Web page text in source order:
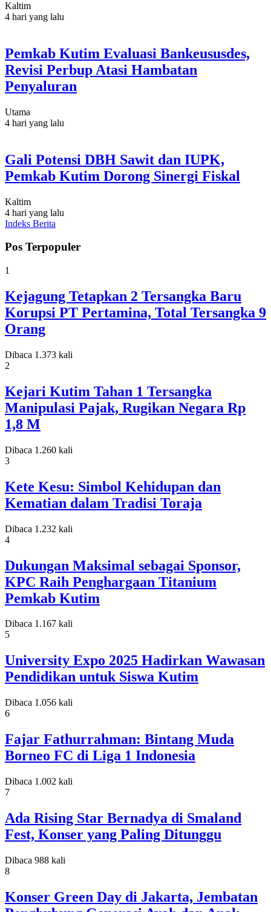
Kaltim
4 hari yang lalu
Pemkab Kutim Evaluasi Bankeususdes,
Revisi Perbup Atasi Hambatan
Penyaluran
Utama
4 hari yang lalu
Gali Potensi DBH Sawit dan IUPK,
Pemkab Kutim Dorong Sinergi Fiskal
Kaltim
4 hari yang lalu
Indeks Berita
Pos Terpopuler
1
Kejagung Tetapkan 2 Tersangka Baru
Korupsi PT Pertamina, Total Tersangka 9
Orang
Dibaca 1.373 kali
2
Kejari Kutim Tahan 1 Tersangka
Manipulasi Pajak, Rugikan Negara Rp
1,8 M
Dibaca 1.260 kali
3
Kete Kesu: Simbol Kehidupan dan
Kematian dalam Tradisi Toraja
Dibaca 1.232 kali
4
Dukungan Maksimal sebagai Sponsor,
KPC Raih Penghargaan Titanium
Pemkab Kutim
Dibaca 1.167 kali
5
University Expo 2025 Hadirkan Wawasan
Pendidikan untuk Siswa Kutim
Dibaca 1.056 kali
6
Fajar Fathurrahman: Bintang Muda
Borneo FC di Liga 1 Indonesia
Dibaca 1.002 kali
7
Ada Rising Star Bernadya di Smaland
Fest, Konser yang Paling Ditunggu
Dibaca 988 kali
8
Konser Green Day di Jakarta, Jembatan